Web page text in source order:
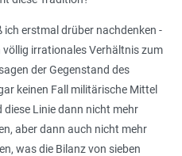
ich erstmal drüber nachdenken -
völlig irrationales Verhältnis zum
der Gegenstand des
keinen Fall militärische Mittel
diese Linie dann nicht mehr
aber dann auch nicht mehr
was die Bilanz von sieben